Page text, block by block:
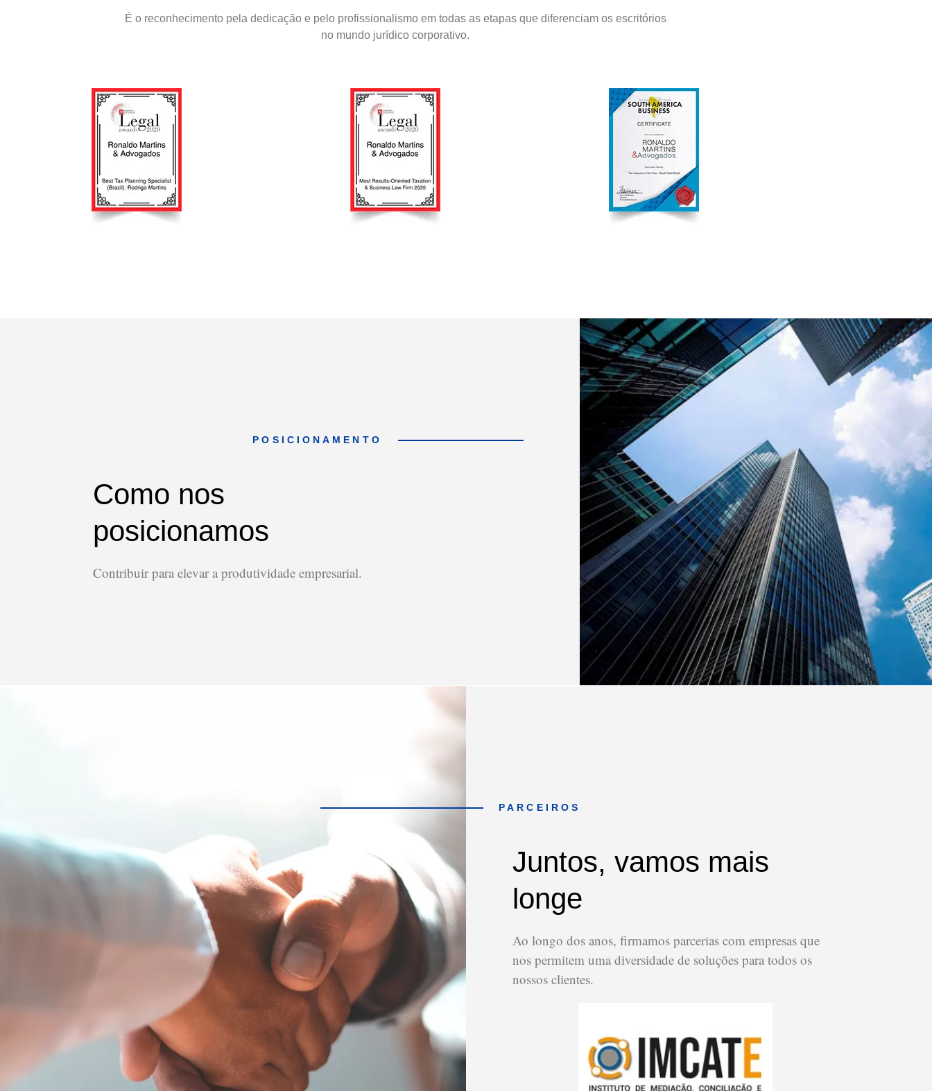
É o reconhecimento pela dedicação e pelo profissionalismo em todas as etapas que diferenciam os escritórios
no mundo jurídico corporativo.
POSICIONAMENTO
Como nos
posicionamos
Contribuir para elevar a produtividade empresarial.
PARCEIROS
Juntos, vamos mais
longe
Ao longo dos anos, firmamos parcerias com empresas que
nos permitem uma diversidade de soluções para todos os
nossos clientes.